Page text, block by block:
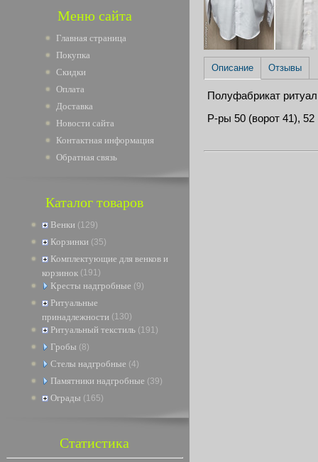
Меню сайта
Главная страница
Покупка
Скидки
Оплата
Доставка
Новости сайта
Контактная информация
Обратная связь
Каталог товаров
Венки (129)
Корзинки (35)
Комплектующие для венков и
корзинок (191)
Кресты надгробные (9)
Ритуальные
принадлежности (130)
Ритуальный текстиль (191)
Гробы (8)
Стелы надгробные (4)
Памятники надгробные (39)
Ограды (165)
Статистика
Описание Отзывы
Полуфабрикат
Р-ры 50 (ворот 41), 52